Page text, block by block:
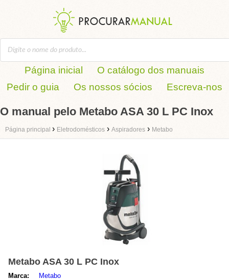
Página inicial
O catálogo dos manuais
Pedir o guia
Os nossos sócios Escreva-nos
O manual pelo Metabo ASA 30 L PC Inox
Página principal › Eletrodomésticos › Aspiradores › Metabo
Metabo ASA 30 L PC Inox
Marca:
Metabo